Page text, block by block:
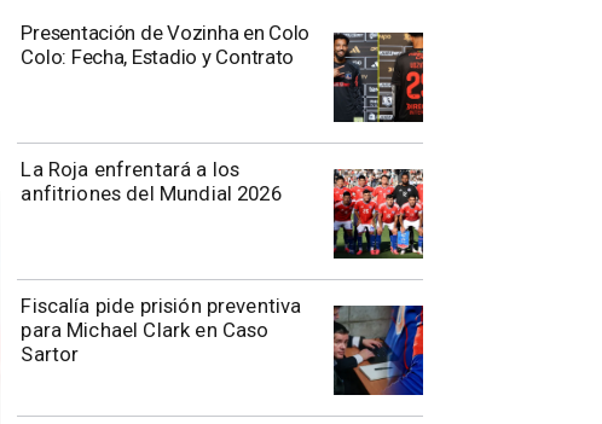
Presentación de Vozinha en Colo
Colo: Fecha, Estadio y Contrato
La Roja enfrentará a los
anfitriones del Mundial 2026
Fiscalía pide prisión preventiva
para Michael Clark en Caso
Sartor